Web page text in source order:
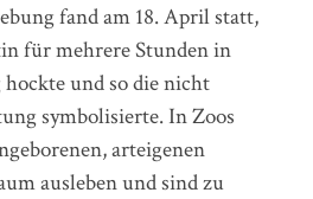
fand am 18. April statt,
für mehrere Stunden in
und so die nicht
symbolisierte. In Zoos
arteigenen
ausleben und sind zu